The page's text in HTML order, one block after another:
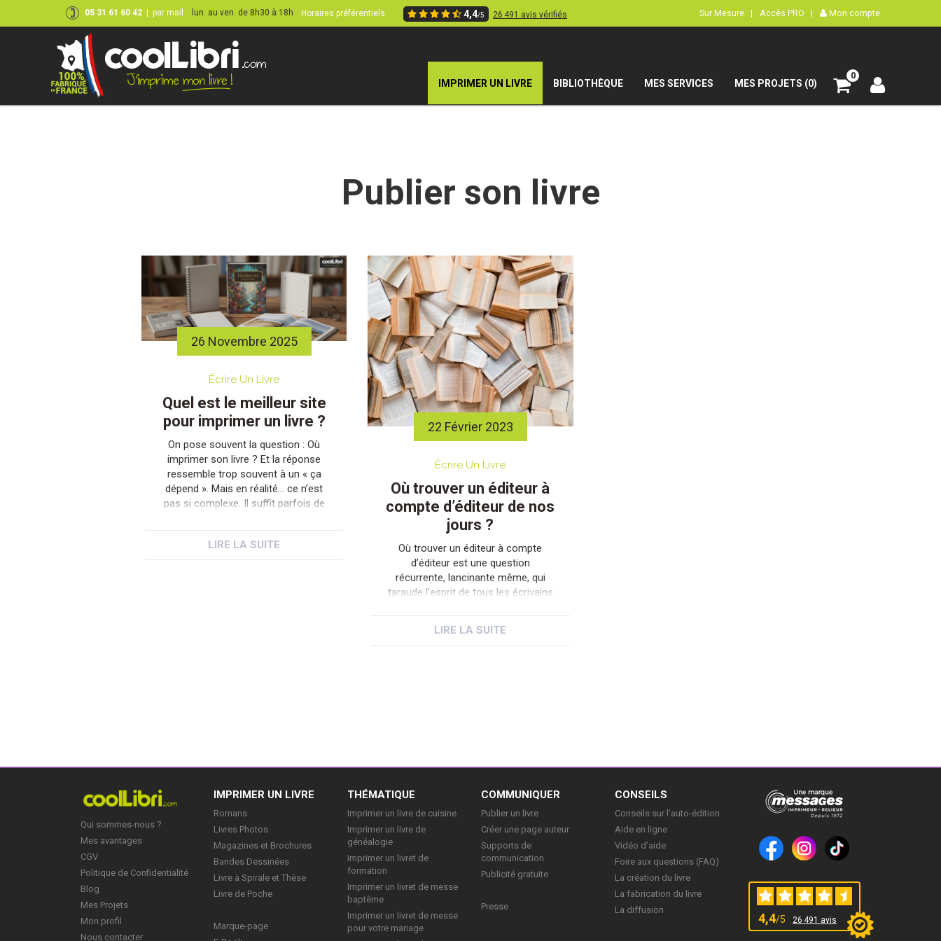
05 31 61 60 42 par mail lun. au ven. de 8h30 à 18h Horaires préférentiels 4,4/5 26 491 avis vérifiés Sur Mesure | Accès PRO | Mon compte
IMPRIMER UN LIVRE BIBLIOTHÈQUE MES SERVICES MES PROJETS (0)
0
Publier son livre
26 Novembre 2025
Écrire Un Livre
Quel est le meilleur site
pour imprimer un livre ?
On pose souvent la question : Où
imprimer son livre ? Et la réponse
ressemble trop souvent à un « ça
dépend ». Mais en réalité… ce n’est
pas si complexe. Il suffit parfois de
idées. Parce qu’imprimer un livre, ce
LIRE LA SUITE
22 Février 2023
Écrire Un Livre
Où trouver un éditeur à
compte d’éditeur de nos
jours ?
Où trouver un éditeur à compte
d’éditeur est une question
récurrente, lancinante même, qui
taraude l’esprit de tous les écrivains
la surabondance de l’information sur
LIRE LA SUITE
Qui sommes-nous ?
Mes avantages
CGV
Politique de Confidentialité
Blog
Mes Projets
Mon profil
Nous contacter
IMPRIMER UN LIVRE
Romans
Livres Photos
Magazines et Brochures
Bandes Dessinées
Livre à Spirale et Thèse
Livre de Poche
Marque-page
THÉMATIQUE
Imprimer un livre de cuisine
Imprimer un livre de
généalogie
Imprimer un livret de
formation
Imprimer un livret de messe
baptême
Imprimer un livret de messe
pour votre mariage
COMMUNIQUER
Publier un livre
Créer une page auteur
Supports de
communication
Publicité gratuite
Presse
CONSEILS
Conseils sur l’auto-édition
Aide en ligne
Vidéo d’aide
Foire aux questions (FAQ)
La création du livre
La fabrication du livre
La diffusion
4,4/5 26 491 avis